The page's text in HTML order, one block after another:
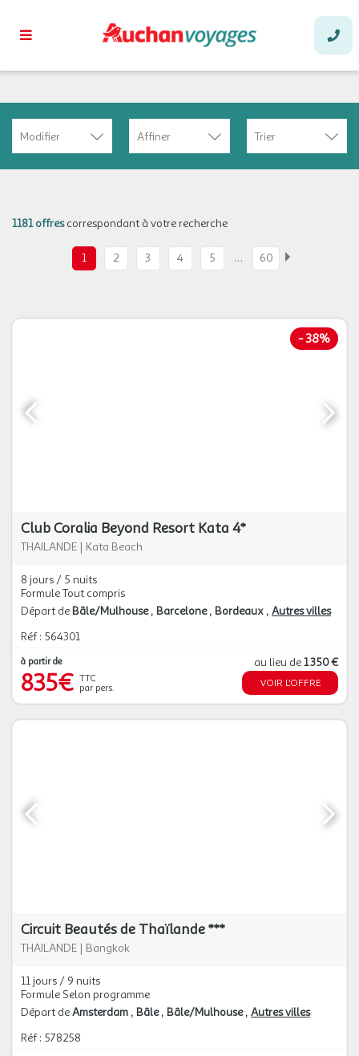
Modifier Affiner Trier
1181 offrescorrespondant à votre recherche
1 2 3 4 5 … 60
-38%
Club Coralia Beyond Resort Kata 4*
THAILANDE | Kata Beach
8 jours / 5 nuits
Formule Tout compris
Départ de Bâle/Mulhouse Barcelone Bordeaux Autres villes
Réf : 564301
à partir de
835€ TTC
par pers.
au lieu de1 350 €
VOIR L'OFFRE
Circuit Beautés de Thaïlande ***
THAILANDE | Bangkok
11 jours / 9 nuits
Formule Selon programme
Départ deAmsterdam Bâle Bâle/Mulhouse Autres villes
Réf : 578258